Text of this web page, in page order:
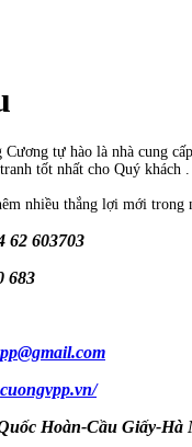
Cương tự hào là nhà cung
tốt nhất cho Quý khách .
nhiều thắng lợi mới trong
62 603703
683
Hoàn-Cầu Giấy-Hà